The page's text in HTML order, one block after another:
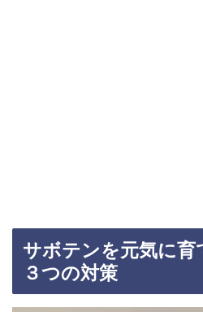
サボテンを元気に
３つの対策